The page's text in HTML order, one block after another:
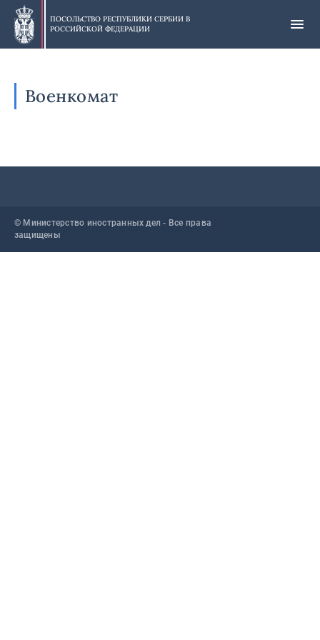
Skip
main
content
ПОСОЛЬСТВО РЕСПУБЛИКИ СЕРБИИ В
РОССИЙСКОЙ ФЕДЕРАЦИИ
Военкомат
© Министерство иностранных дел - Все права
защищены